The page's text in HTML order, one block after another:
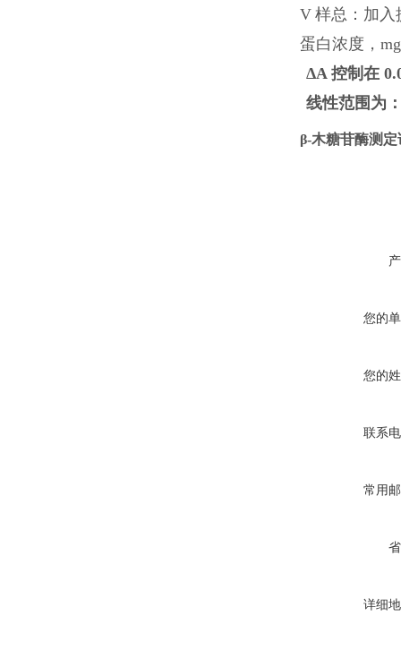
V 样总：加入
蛋白浓度，
ΔA 控制在
线性范围为
β-木糖苷酶测
您的
您的
联系
常用
详细